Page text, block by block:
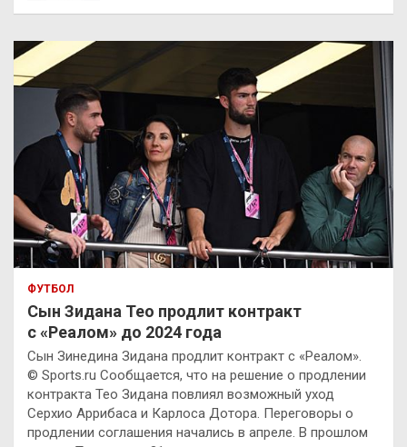
ФУТБОЛ
Сын Зидана Тео продлит контракт
с «Реалом» до 2024 года
Сын Зинедина Зидана продлит контракт с «Реалом».
© Sports.ru Сообщается, что на решение о продлении
контракта Тео Зидана повлиял возможный уход
Серхио Аррибаса и Карлоса Дотора. Переговоры о
продлении соглашения начались в апреле. В прошлом